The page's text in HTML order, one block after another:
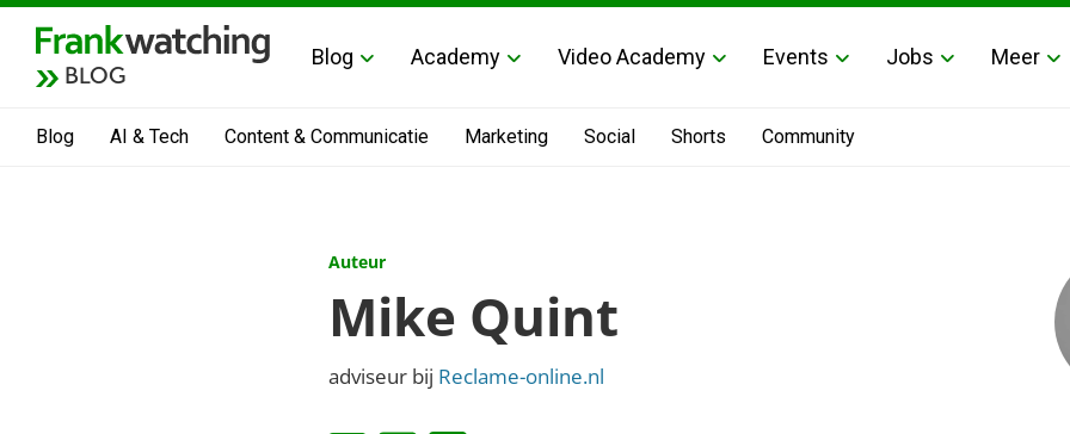
BLOG
Blog Academy Video Academy Events Jobs Meer
Blog AI & Tech Content & Communicatie Marketing Social Shorts Community
Auteur
Mike Quint
adviseur bij Reclame-online.nl